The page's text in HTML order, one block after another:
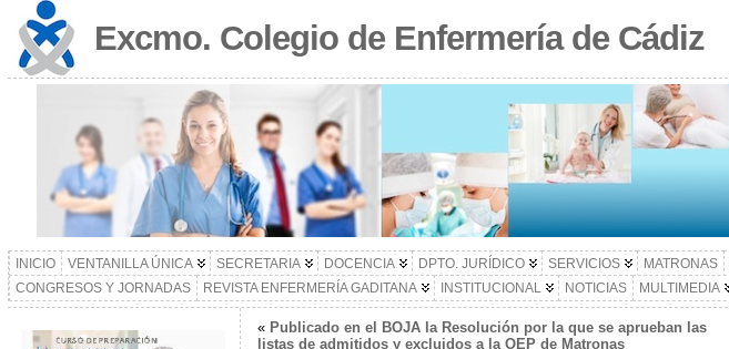
Excmo. Colegio de Enfermería de Cádiz
INICIO VENTANILLA ÚNICA SECRETARIA DOCENCIA DPTO. JURÍDICO SERVICIOS MATRONAS
CONGRESOS Y JORNADAS
REVISTA ENFERMERÍA GADITANA INSTITUCIONAL NOTICIAS MULTIMEDIA
« Publicado en el BOJA la Resolución por la que se aprueban las
listas de admitidos y excluidos a la OEP de Matronas